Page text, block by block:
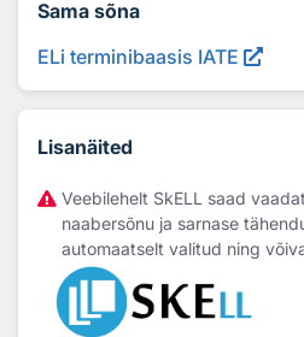
Sama sõna
ELi terminibaasis IATE
Lisanäited
Veebilehelt SkELL saad
naabersõnu ja sarnase
automaatselt valitud ning